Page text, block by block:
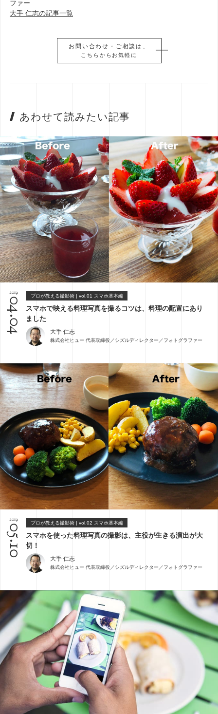
ファー
大手 仁志の記事一覧
お問い合わせ・ご相談は、
こちらからお気軽に
お問い合わせ・ご相談は、
こちらからお気軽に
あわせて読みたい記事
2019
04.04
プロが教える撮影術 | vol.01 スマホ基本編
スマホで映える料理写真を撮るコツは、料理の配置にあり
ました
大手 仁志
株式会社ヒュー 代表取締役／シズルディレクター／フォトグラファー
2019
05.10
プロが教える撮影術 | vol.02 スマホ基本編
スマホを使った料理写真の撮影は、主役が生きる演出が大
切！
大手 仁志
株式会社ヒュー 代表取締役／シズルディレクター／フォトグラファー